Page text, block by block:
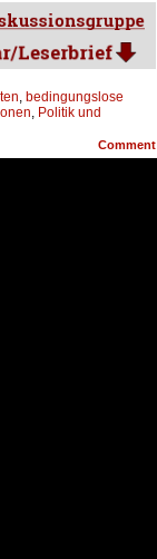
, bedingungslose
, Politik und
Comment